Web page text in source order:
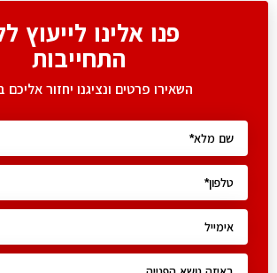
פנו אלינו לייעוץ
התחייבות
השאירו פרטים ונציגנו יחזור